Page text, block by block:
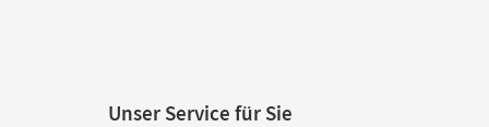
Unser Service für Sie